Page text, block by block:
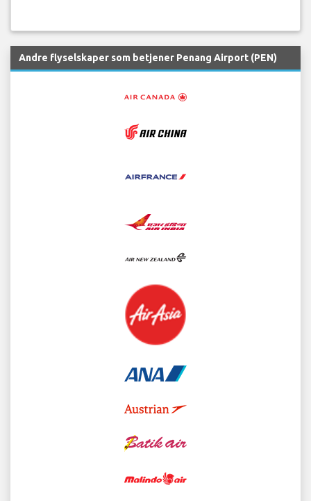
Andre flyselskaper som betjener Penang Airport (PEN)